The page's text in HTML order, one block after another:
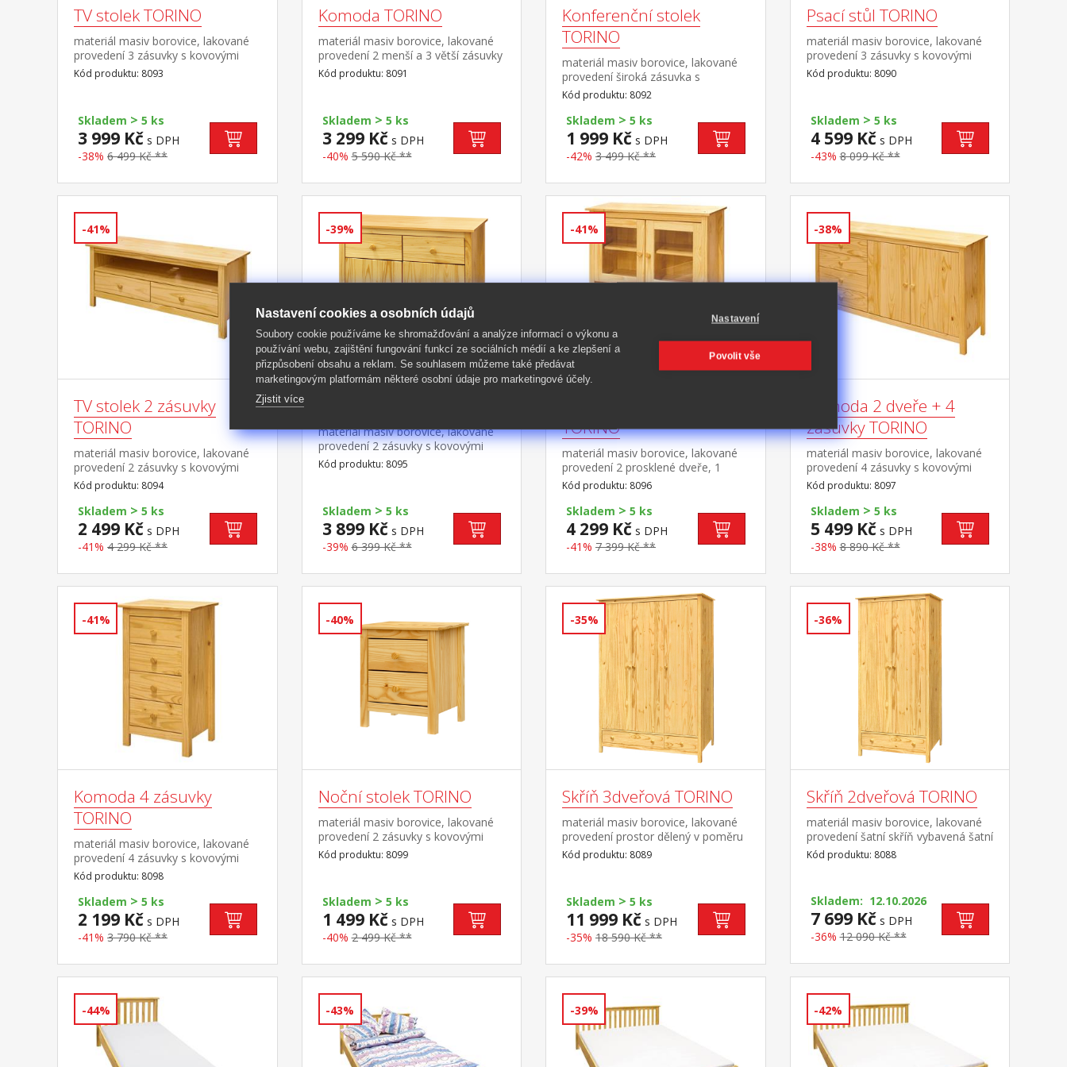
TV stolek TORINO
materiál masiv borovice, lakované
provedení 3 zásuvky s kovovými
pojezdy
Kód produktu: 8093
Skladem > 5 ks
3 999 Kč s DPH
-38% 6 499 Kč **
Komoda TORINO
materiál masiv borovice, lakované
provedení 2 menší a 3 větší zásuvky
s kovovými pojezdy
Kód produktu: 8091
Skladem > 5 ks
3 299 Kč s DPH
-40% 5 590 Kč **
Konferenční stolek
TORINO
materiál masiv borovice, lakované
provedení široká zásuvka s
kovovými pojezdy
Kód produktu: 8092
Skladem > 5 ks
1 999 Kč s DPH
-42% 3 499 Kč **
Psací stůl TORINO
materiál masiv borovice, lakované
provedení 3 zásuvky s kovovými
pojezdy, 1 police výsuv není
součástí dodávky ke stolu je možno
klávesnici 8840
Kód produktu: 8090
Skladem > 5 ks
4 599 Kč s DPH
-43% 8 099 Kč **
-41%
TV stolek 2 zásuvky
TORINO
materiál masiv borovice, lakované
provedení 2 zásuvky s kovovými
pojezdy, 1 police
Kód produktu: 8094
Skladem > 5 ks
2 499 Kč s DPH
-41% 4 299 Kč **
-39%
materiál masiv borovice, lakované
provedení 2 zásuvky s kovovými
pojezdy, 2 plné dveře, 1
police vhodný doplněk nástavec
Kód produktu: 8095
Skladem > 5 ks
3 899 Kč s DPH
-39% 6 399 Kč **
-41%
TORINO
materiál masiv borovice, lakované
provedení 2 prosklené dveře, 1
police nástavec příborníku 8095
Kód produktu: 8096
Skladem > 5 ks
4 299 Kč s DPH
-41% 7 399 Kč **
-38%
Komoda 2 dveře + 4
zásuvky TORINO
materiál masiv borovice, lakované
provedení 4 zásuvky s kovovými
pojezdy, 2 plné dveře, 1 police
Kód produktu: 8097
Skladem > 5 ks
5 499 Kč s DPH
-38% 8 890 Kč **
-41%
Komoda 4 zásuvky
TORINO
materiál masiv borovice, lakované
provedení 4 zásuvky s kovovými
pojezdy
Kód produktu: 8098
Skladem > 5 ks
2 199 Kč s DPH
-41% 3 790 Kč **
-40%
Noční stolek TORINO
materiál masiv borovice, lakované
provedení 2 zásuvky s kovovými
pojezdy
Kód produktu: 8099
Skladem > 5 ks
1 499 Kč s DPH
-40% 2 499 Kč **
-35%
Skříň 3dveřová TORINO
materiál masiv borovice, lakované
provedení prostor dělený v poměru
2:1 širší část šatní tyč a police, užší
část 3 police ve spodní části 2
pojezdy doporučený nástavec 8189
Kód produktu: 8089
Skladem > 5 ks
11 999 Kč s DPH
-35% 18 590 Kč **
-36%
Skříň 2dveřová TORINO
materiál masiv borovice, lakované
provedení šatní skříň vybavená šatní
tyčí a policí ve spodní části zásuvka
s kovovými pojezdy doporučený
Kód produktu: 8088
Skladem: 12.10.2026
7 699 Kč s DPH
-36% 12 090 Kč **
-44% -43% -39% -42%
Nastavení cookies a osobních údajů
Soubory cookie používáme ke shromažďování a analýze informací o výkonu a
používání webu, zajištění fungování funkcí ze sociálních médií a ke zlepšení a
přizpůsobení obsahu a reklam. Se souhlasem můžeme také předávat
marketingovým platformám některé osobní údaje pro marketingové účely.
Zjistit více
Nastavení
Povolit vše